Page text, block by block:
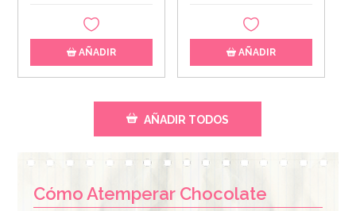
AÑADIR AÑADIR
AÑADIR TODOS
Cómo Atemperar Chocolate